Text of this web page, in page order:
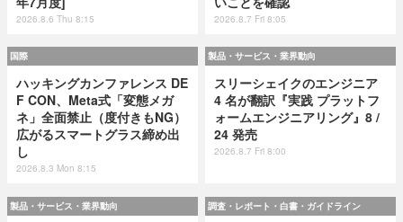
2026.8.6 Thu 8:15 2026.8.7 Fri 8:05
国際
ハッキングカンファレンス DE
F CON、Meta式「変態メガ
ネ」全面禁止（度付きもNG）
広がるスマートグラス締め出
し
2026.8.3 Mon 8:15
製品・サービス・業界動向
スリーシェイクのエンジニア
4 名が翻訳『実践 プラットフ
ォームエンジニアリング』8 /
24 発売
2026.8.7 Fri 8:00
製品・サービス・業界動向 調査・レポート・白書・ガイドライン